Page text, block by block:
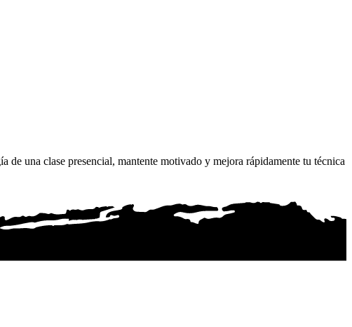
una clase presencial, mantente motivado y mejora rápidamente tu técnica